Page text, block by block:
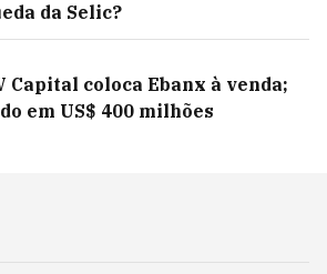
da Selic?
Capital coloca Ebanx à venda;
em US$ 400 milhões